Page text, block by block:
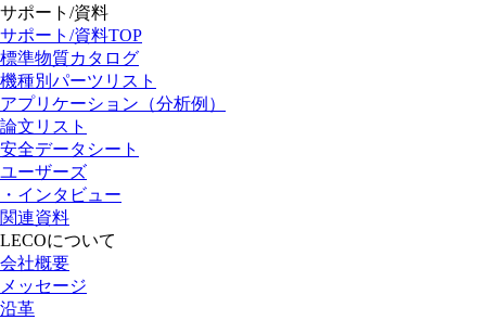
サポート/資料
サポート/資料TOP
標準物質カタログ
機種別パーツリスト
アプリケーション（分析例）
論文リスト
安全データシート
ユーザーズ
・インタビュー
関連資料
LECOについて
会社概要
メッセージ
沿革